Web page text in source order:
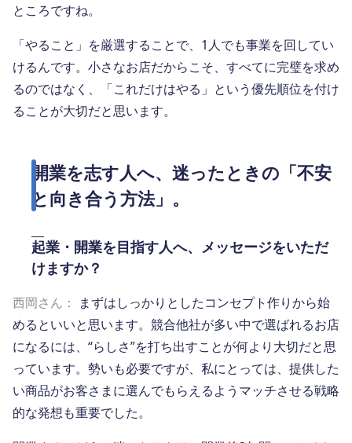
ところですね。
「やること」を厳選することで、1人でも事業を回してい
けるんです。小さなお店だからこそ、すべてに完璧を求め
るのではなく、「これだけはやる」という優先順位を付け
ることが大切だと思います。
開業を志す人へ、迷ったときの「不安
と向き合う方法」。
起業・開業を目指す人へ、メッセージをいただ
けますか？
西岡さん：
まずはしっかりとしたコンセプト作りから始
めるといいと思います。競合他社が多い中で選ばれるお店
になるには、“らしさ”を打ち出すことが何より大切だと思
っています。勢いも必要ですが、私にとっては、提供した
い商品がお客さまに選んでもらえるようマッチさせる戦略
的な発想も重要でした。